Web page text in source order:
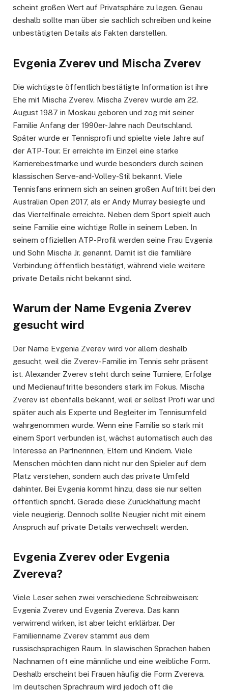
scheint großen Wert auf Privatsphäre zu legen. Genau
deshalb sollte man über sie sachlich schreiben und keine
unbestätigten Details als Fakten darstellen.
Evgenia Zverev und Mischa Zverev
Die wichtigste öffentlich bestätigte Information ist ihre
Ehe mit Mischa Zverev. Mischa Zverev wurde am 22.
August 1987 in Moskau geboren und zog mit seiner
Familie Anfang der 1990er-Jahre nach Deutschland.
Später wurde er Tennisprofi und spielte viele Jahre auf
der ATP-Tour. Er erreichte im Einzel eine starke
Karrierebestmarke und wurde besonders durch seinen
klassischen Serve-and-Volley-Stil bekannt. Viele
Tennisfans erinnern sich an seinen großen Auftritt bei den
Australian Open 2017, als er Andy Murray besiegte und
das Viertelfinale erreichte. Neben dem Sport spielt auch
seine Familie eine wichtige Rolle in seinem Leben. In
seinem offiziellen ATP-Profil werden seine Frau Evgenia
und Sohn Mischa Jr. genannt. Damit ist die familiäre
Verbindung öffentlich bestätigt, während viele weitere
private Details nicht bekannt sind.
Warum der Name Evgenia Zverev
gesucht wird
Der Name Evgenia Zverev wird vor allem deshalb
gesucht, weil die Zverev-Familie im Tennis sehr präsent
ist. Alexander Zverev steht durch seine Turniere, Erfolge
und Medienauftritte besonders stark im Fokus. Mischa
Zverev ist ebenfalls bekannt, weil er selbst Profi war und
später auch als Experte und Begleiter im Tennisumfeld
wahrgenommen wurde. Wenn eine Familie so stark mit
einem Sport verbunden ist, wächst automatisch auch das
Interesse an Partnerinnen, Eltern und Kindern. Viele
Menschen möchten dann nicht nur den Spieler auf dem
Platz verstehen, sondern auch das private Umfeld
dahinter. Bei Evgenia kommt hinzu, dass sie nur selten
öffentlich spricht. Gerade diese Zurückhaltung macht
viele neugierig. Dennoch sollte Neugier nicht mit einem
Anspruch auf private Details verwechselt werden.
Evgenia Zverev oder Evgenia
Zvereva?
Viele Leser sehen zwei verschiedene Schreibweisen:
Evgenia Zverev und Evgenia Zvereva. Das kann
verwirrend wirken, ist aber leicht erklärbar. Der
Familienname Zverev stammt aus dem
russischsprachigen Raum. In slawischen Sprachen haben
Nachnamen oft eine männliche und eine weibliche Form.
Deshalb erscheint bei Frauen häufig die Form Zvereva.
Im deutschen Sprachraum wird jedoch oft die